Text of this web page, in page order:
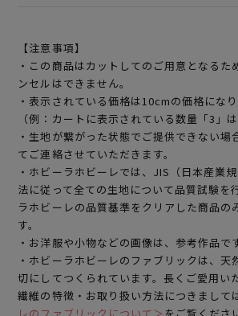
【注意事項】
・この商品はカットしてのご用意となるた
ンセルはできません。
・表示されている価格は10cmの価格になり
（例：カートに表示されている数量「3」は
・生地が繋がった状態でご提供できない場
てご連絡させていただきます。
・ホビーラホビーレでは、JIS（日本産業
法に従って全ての生地について品質試験を
ラホビーレの品質基準をクリアした商品の
す。
・お洋服や小物などの画像は、参考作品です
・ホビーラホビーレのファブリックは、天
切にしてつくられています。長くご愛用い
繊維の特徴・お取り扱い方法につきまして